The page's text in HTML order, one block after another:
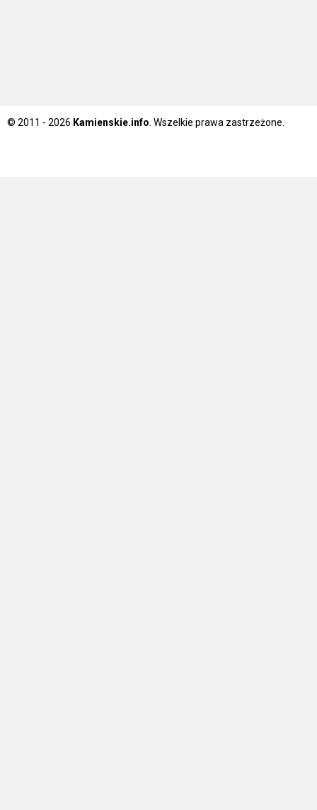
© 2011 - 2026 Kamienskie.info . Wszelkie prawa zastrzeżone.